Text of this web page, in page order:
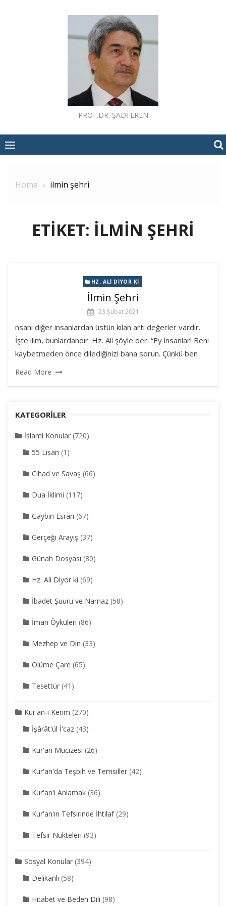
PROF.DR. ŞADI EREN
Home ilmin şehri
ETIKET: ILMIN ŞEHRI
HZ. ALI DIYOR KI
İlmin Şehri
23 Şubat 2021
nsanı diğer insanlardan üstün kılan artı değerler vardır.
İşte ilim, bunlardandır. Hz. Ali şöyle der: “Ey insanlar! Beni
kaybetmeden önce dilediğinizi bana sorun. Çünkü ben
Read More
KATEGORILER
İslami Konular (720)
55 Lisan (1)
Cihad ve Savaş (66)
Dua İklimi (117)
Gaybın Esrarı (67)
Gerçeği Arayış (37)
Günah Dosyası (80)
Hz. Ali Diyor ki (69)
İbadet Şuuru ve Namaz (58)
İman Öyküleri (86)
Mezhep ve Din (33)
Ölüme Çare (65)
Tesettür (41)
Kur'an-ı Kerim (270)
İşârât'ül İ'caz (43)
Kur'an Mucizesi (26)
Kur'an'da Teşbih ve Temsiller (42)
Kur'an'ı Anlamak (36)
Kur'an'ın Tefsirinde İhtilaf(29)
Tefsir Nükteleri (93)
Sosyal Konular (394)
Delikanlı (58)
Hitabet ve Beden Dili (98)